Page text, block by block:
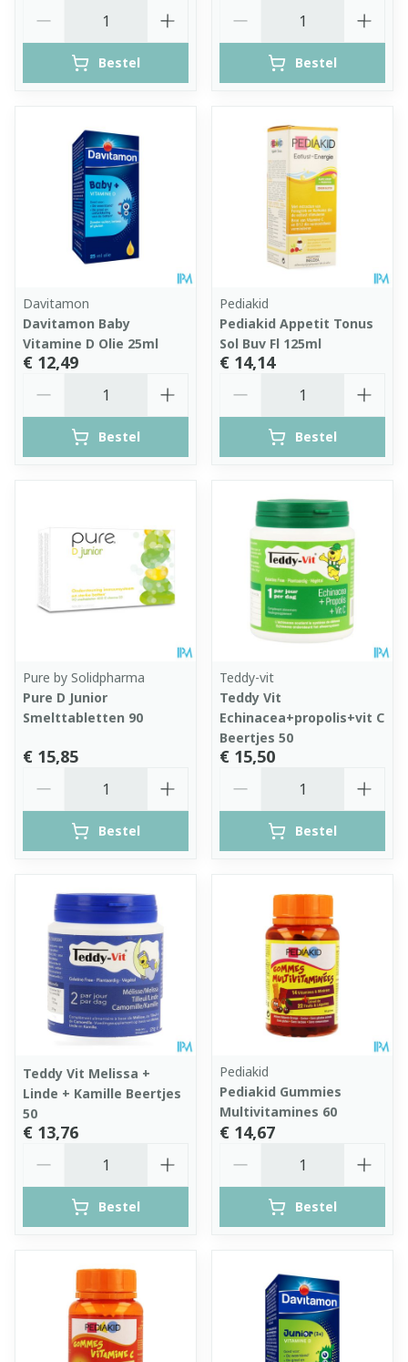
Bestel Bestel
Davitamon
Davitamon Baby
Vitamine D Olie 25ml
€ 12,49
Bestel
Pediakid
Pediakid Appetit Tonus
Sol Buv Fl 125ml
€ 14,14
Bestel
Pure by Solidpharma
Pure D Junior
Smelttabletten 90
€ 15,85
Bestel
Teddy-vit
Teddy Vit
Echinacea+propolis+vit C
Beertjes 50
€ 15,50
Bestel
Teddy Vit Melissa +
Linde + Kamille Beertjes
50
€ 13,76
Bestel
Pediakid
Pediakid Gummies
Multivitamines 60
€ 14,67
Bestel